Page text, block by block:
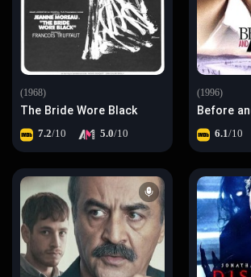
(1996)
Before
6.1/10
(1968)
The Bride Wore Black
7.2/10 5.0/10